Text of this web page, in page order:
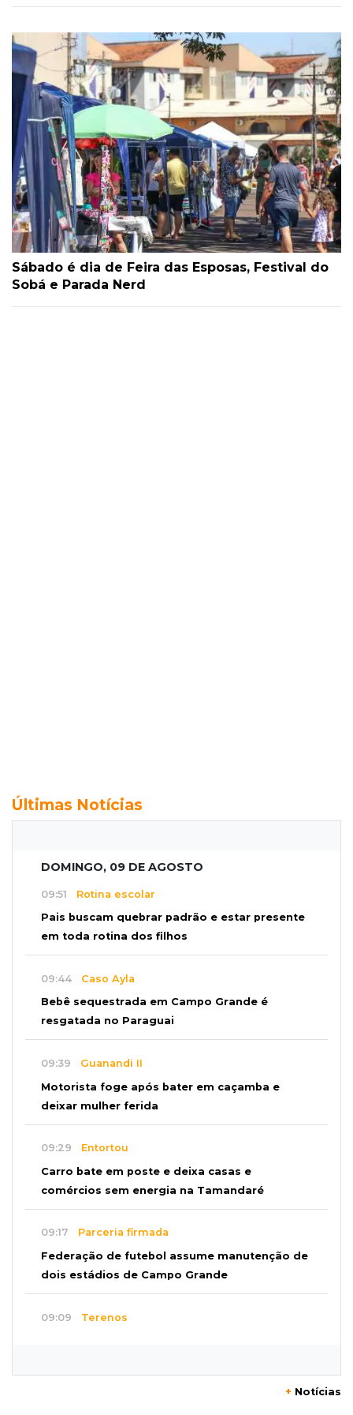
Sábado é dia de Feira das Esposas, Festival do
Sobá e Parada Nerd
Últimas Notícias
DOMINGO, 09 DE AGOSTO
09:51 Rotina escolar
Pais buscam quebrar padrão e estar presente
em toda rotina dos filhos
09:44 Caso Ayla
Bebê sequestrada em Campo Grande é
resgatada no Paraguai
09:39 Guanandi II
Motorista foge após bater em caçamba e
deixar mulher ferida
09:29 Entortou
Carro bate em poste e deixa casas e
comércios sem energia na Tamandaré
09:17 Parceria firmada
Federação de futebol assume manutenção de
dois estádios de Campo Grande
09:09 Terenos
+ Notícias